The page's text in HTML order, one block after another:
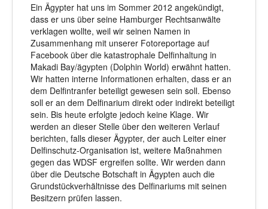
Ein Ägypter hat uns im Sommer 2012 angekündigt,
dass er uns über seine Hamburger Rechtsanwälte
verklagen wollte, weil wir seinen Namen in
Zusammenhang mit unserer Fotoreportage auf
Facebook über die katastrophale Delfinhaltung in
Makadi Bay/ägypten (Dolphin World) erwähnt hatten.
Wir hatten interne Informationen erhalten, dass er an
dem Delfintranfer beteiligt gewesen sein soll. Ebenso
soll er an dem Delfinarium direkt oder indirekt beteiligt
sein. Bis heute erfolgte jedoch keine Klage. Wir
werden an dieser Stelle über den weiteren Verlauf
berichten, falls dieser Ägypter, der auch Leiter einer
Delfinschutz-Organisation ist, weitere Maßnahmen
gegen das WDSF ergreifen sollte. Wir werden dann
über die Deutsche Botschaft in Ägypten auch die
Grundstückverhältnisse des Delfinariums mit seinen
Besitzern prüfen lassen.